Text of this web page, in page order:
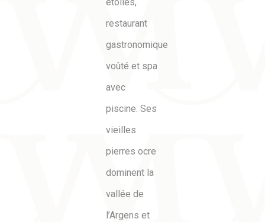
restaurant
gastronomique
voûté et spa
avec
piscine. Ses
vieilles
pierres ocre
dominent la
vallée de
l’Argens et